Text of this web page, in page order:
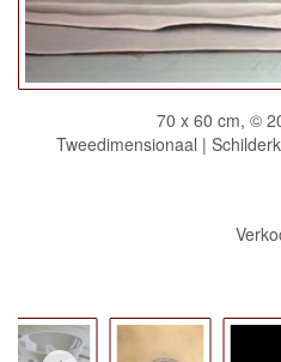
70 x 60 cm, ©
Tweedimensionaal |